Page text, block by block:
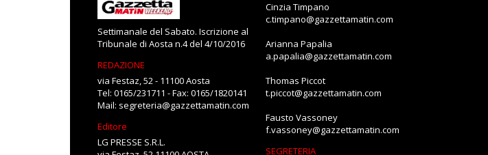
Settimanale del Sabato. Iscrizione al
Tribunale di Aosta n.4 del 4/10/2016
REDAZIONE
via Festaz, 52 - 11100 Aosta
Tel: 0165/231711 - Fax: 0165/1820141
Mail: segreteria@gazzettamatin.com
Editore
LG PRESSE S.R.L.
Cinzia Timpano
c.timpano@gazzettamatin.com
Arianna Papalia
a.papalia@gazzettamatin.com
Thomas Piccot
t.piccot@gazzettamatin.com
Fausto Vassoney
f.vassoney@gazzettamatin.com
SEGRETERIA